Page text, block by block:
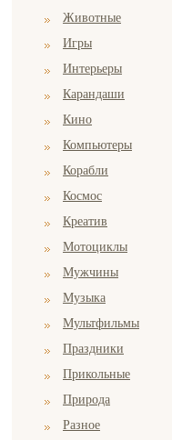
Животные
Игры
Интерьеры
Карандаши
Кино
Компьютеры
Корабли
Космос
Креатив
Мотоциклы
Мужчины
Музыка
Мультфильмы
Праздники
Прикольные
Природа
Разное